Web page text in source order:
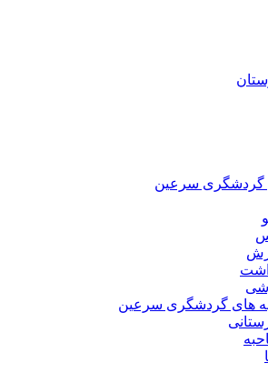
گردشگری سرعین
های گردشگری سرعین